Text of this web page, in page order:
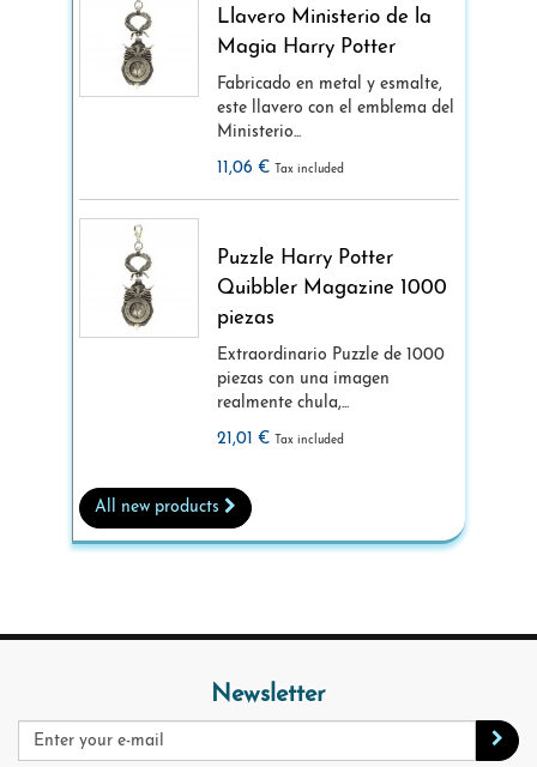
Llavero Ministerio de la
Magia Harry Potter
Fabricado en metal y esmalte,
este llavero con el emblema del
Ministerio...
11,06 €
Tax included
Puzzle Harry Potter
Quibbler Magazine 1000
piezas
Extraordinario Puzzle de 1000
piezas con una imagen
realmente chula,...
21,01 €
Tax included
All new products
Newsletter